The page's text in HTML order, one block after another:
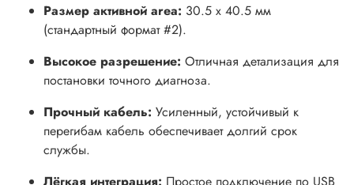
Размер активной area: 30.5 x 40.5 мм
(стандартный формат #2).
Высокое разрешение: Отличная детализация для
постановки точного диагноза.
Прочный кабель: Усиленный, устойчивый к
перегибам кабель обеспечивает долгий срок
службы.
Лёгкая интеграция: Простое подключение по USB